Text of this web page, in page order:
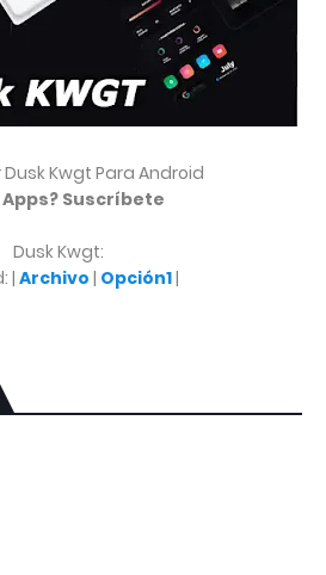
Kwgt Para Android
Apps? Suscríbete
Dusk Kwgt:
| Archivo | Opción1|